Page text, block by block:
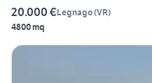
20.000 €Legnago(VR)
4800 mq